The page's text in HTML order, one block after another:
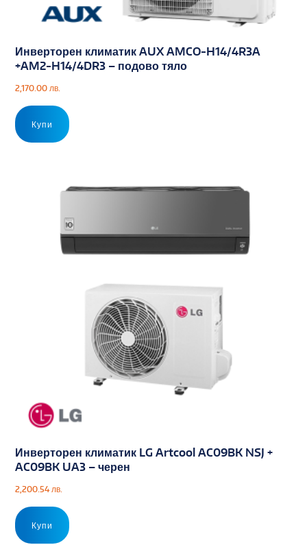
Инверторен климатик AUX AMCO-H14/4R3A
+AM2-H14/4DR3 – подово тяло
2,170.00лв.
Купи
Инверторен климатик LG Artcool AC09BK NSJ +
AC09BK UA3 – черен
2,200.54лв.
Купи